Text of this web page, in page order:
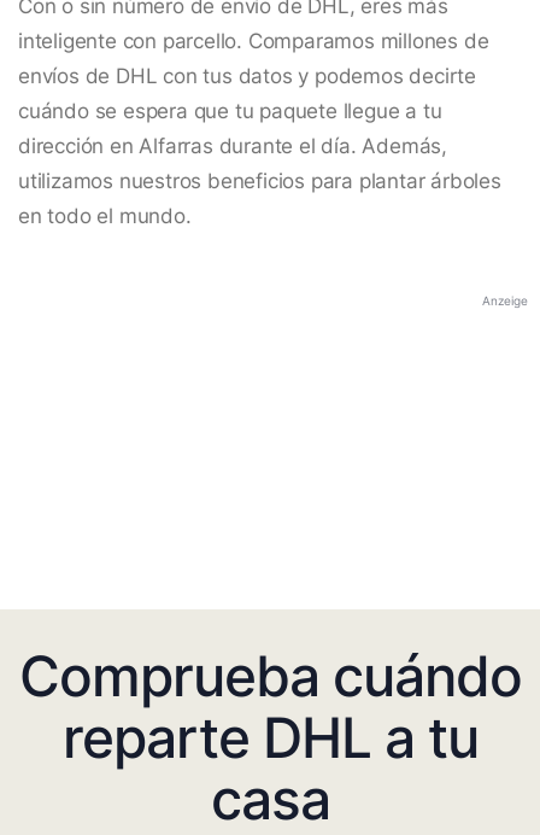
Con o sin número de envío de DHL, eres más
inteligente con parcello. Comparamos millones de
envíos de DHL con tus datos y podemos decirte
cuándo se espera que tu paquete llegue a tu
dirección en Alfarras durante el día. Además,
utilizamos nuestros beneficios para plantar árboles
en todo el mundo.
Anzeige
Comprueba cuándo
reparte DHL a tu
casa